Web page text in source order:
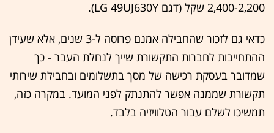
2,400-2,200 שקל (דגם LG 49UJ630Y).
כדאי גם לזכור שהחבילה אמנם פרוסה ל-3 שנים, אלא שעידן
ההתחייבות לחברות התקשורת שייך לנחלת העבר - כך
שמדובר בעסקת רכישה של מסך בתשלומים ובחבילת שירותי
תקשורת שממנה אפשר להתנתק לפני המועד. במקרה כזה,
תמשיכו לשלם עבור הטלוויזיה בלבד.